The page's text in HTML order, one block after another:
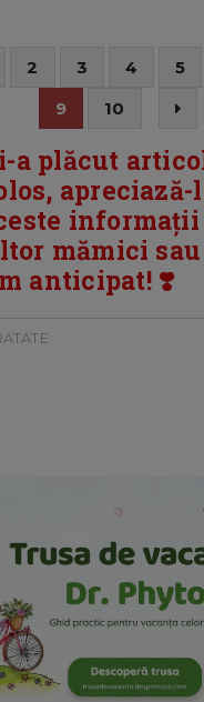
2 3 4 5
9
10
a plăcut
mămici
anticipat! ❣️